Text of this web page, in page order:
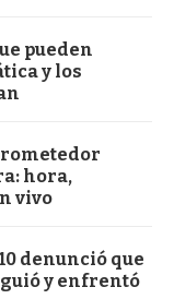
pueden
y los
hora,
vivo
denunció que
y enfrentó